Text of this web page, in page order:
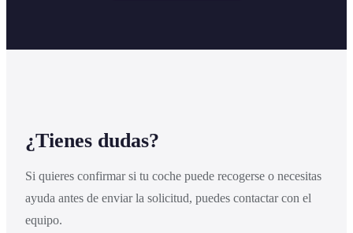
¿Tienes dudas?
Si quieres confirmar si tu coche puede recogerse o necesitas
ayuda antes de enviar la solicitud, puedes contactar con el
equipo.